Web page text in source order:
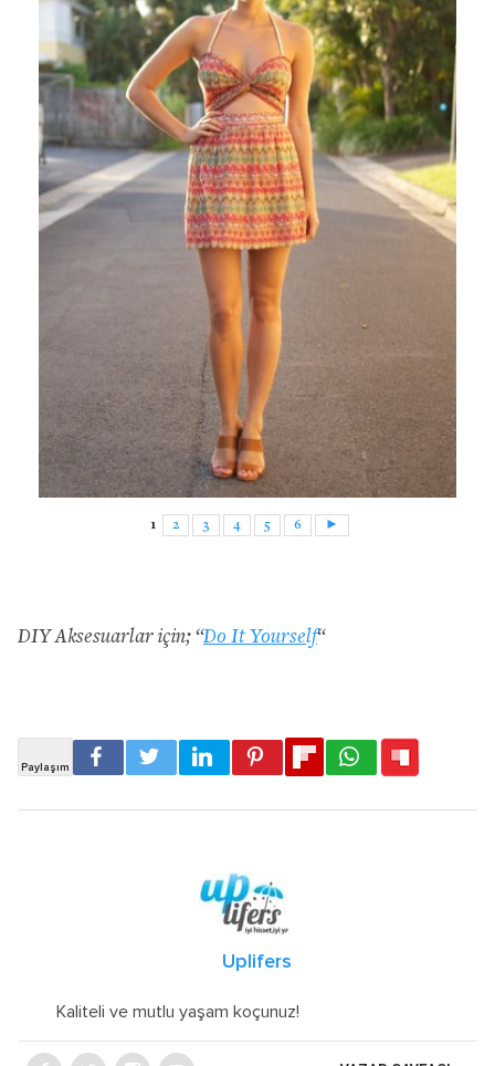
1 2 3 4 5 6 ►
DIY Aksesuarlar için; “Do It Yourself“
Uplifers
Kaliteli ve mutlu yaşam koçunuz!